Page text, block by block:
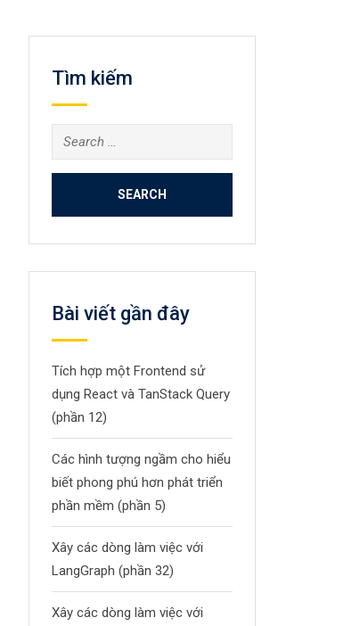
Tìm kiếm
Search
for:
Bài viết gần đây
Tích hợp một Frontend sử
dụng React và TanStack Query
(phần 12)
Các hình tượng ngầm cho hiểu
biết phong phú hơn phát triển
phần mềm (phần 5)
Xây các dòng làm việc với
LangGraph (phần 32)
Xây các dòng làm việc với